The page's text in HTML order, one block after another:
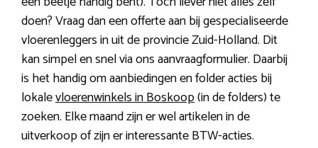
doen? Vraag dan een offerte aan bij gespecialiseerde
vloerenleggers in uit de provincie Zuid-Holland. Dit
kan simpel en snel via ons aanvraagformulier. Daarbij
is het handig om aanbiedingen en folder acties bij
lokalevloerenwinkels in Boskoop(in de folders) te
zoeken. Elke maand zijn er wel artikelen in de
uitverkoop of zijn er interessante BTW-acties.